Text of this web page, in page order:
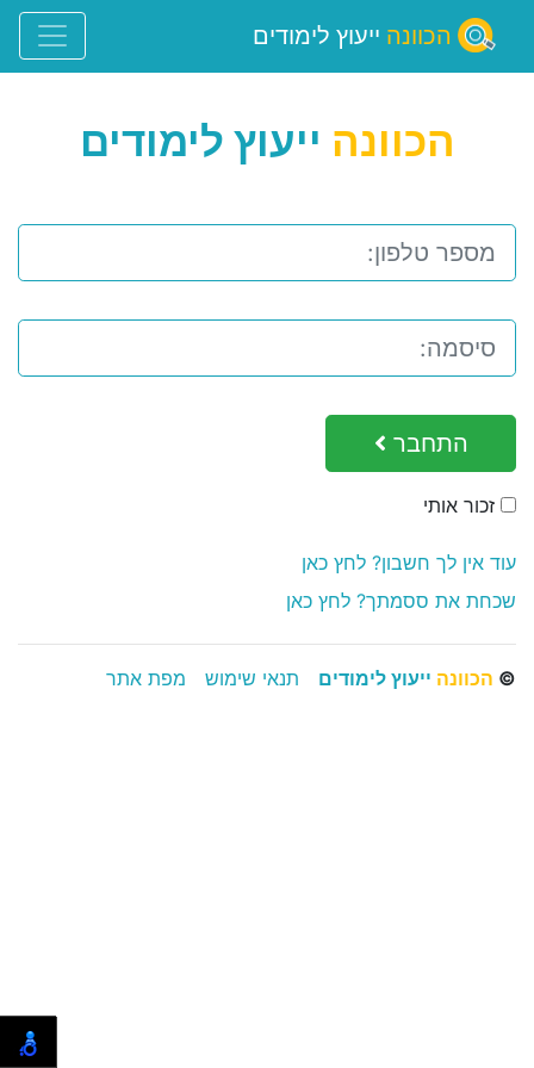
הכוונה ייעוץ לימודים
הכוונה ייעוץ לימודים
התחבר
זכור אותי
עוד אין לך חשבון? לחץ כאן
שכחת את ססמתך? לחץ כאן
© הכוונה ייעוץ לימודים תנאי שימוש מפת אתר